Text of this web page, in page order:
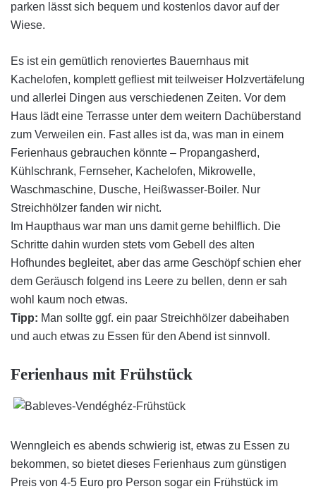
parken lässt sich bequem und kostenlos davor auf der
Wiese.
Es ist ein gemütlich renoviertes Bauernhaus mit
Kachelofen, komplett gefliest mit teilweiser Holzvertäfelung
und allerlei Dingen aus verschiedenen Zeiten. Vor dem
Haus lädt eine Terrasse unter dem weitern Dachüberstand
zum Verweilen ein. Fast alles ist da, was man in einem
Ferienhaus gebrauchen könnte – Propangasherd,
Kühlschrank, Fernseher, Kachelofen, Mikrowelle,
Waschmaschine, Dusche, Heißwasser-Boiler. Nur
Streichhölzer fanden wir nicht.
Im Haupthaus war man uns damit gerne behilflich. Die
Schritte dahin wurden stets vom Gebell des alten
Hofhundes begleitet, aber das arme Geschöpf schien eher
dem Geräusch folgend ins Leere zu bellen, denn er sah
wohl kaum noch etwas.
Tipp: Man sollte ggf. ein paar Streichhölzer dabeihaben
und auch etwas zu Essen für den Abend ist sinnvoll.
Ferienhaus mit Frühstück
Wenngleich es abends schwierig ist, etwas zu Essen zu
bekommen, so bietet dieses Ferienhaus zum günstigen
Preis von 4-5 Euro pro Person sogar ein Frühstück im